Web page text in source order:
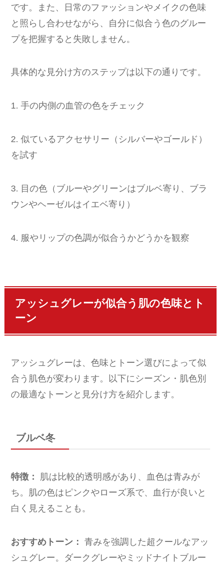
です。また、日常のファッションやメイクの色味
と照らし合わせながら、自分に似合う色のグルー
プを把握すると失敗しません。
具体的な見分け方のステップは以下の通りです。
1. 手の内側の血管の色をチェック
2. 似ているアクセサリー（シルバーやゴールド）
を試す
3. 目の色（ブルーやグリーンはブルベ寄り、ブラ
ウンやヘーゼルはイエベ寄り）
4. 服やリップの色調が似合うかどうかを観察
アッシュグレーが似合う肌の色味とト
ーン
アッシュグレーは、色味とトーン選びによって似
合う肌色が変わります。以下にシーズン・肌色別
の最適なトーンと見分け方を紹介します。
ブルベ冬
特徴：
肌は比較的透明感があり、血色は青みが
ち。肌の色はピンクやローズ系で、血行が良いと
白く見えることも。
おすすめトーン： 青みを強調した超クールなアッ
シュグレー。ダークグレーやミッドナイトブルー